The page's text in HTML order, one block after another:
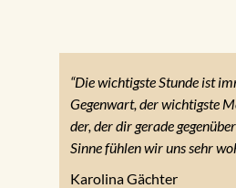
“Die wichtigste Stunde ist
Gegenwart, der wichtigste
der, der dir gerade
Sinne fühlen wir uns sehr
Karolina Gächter